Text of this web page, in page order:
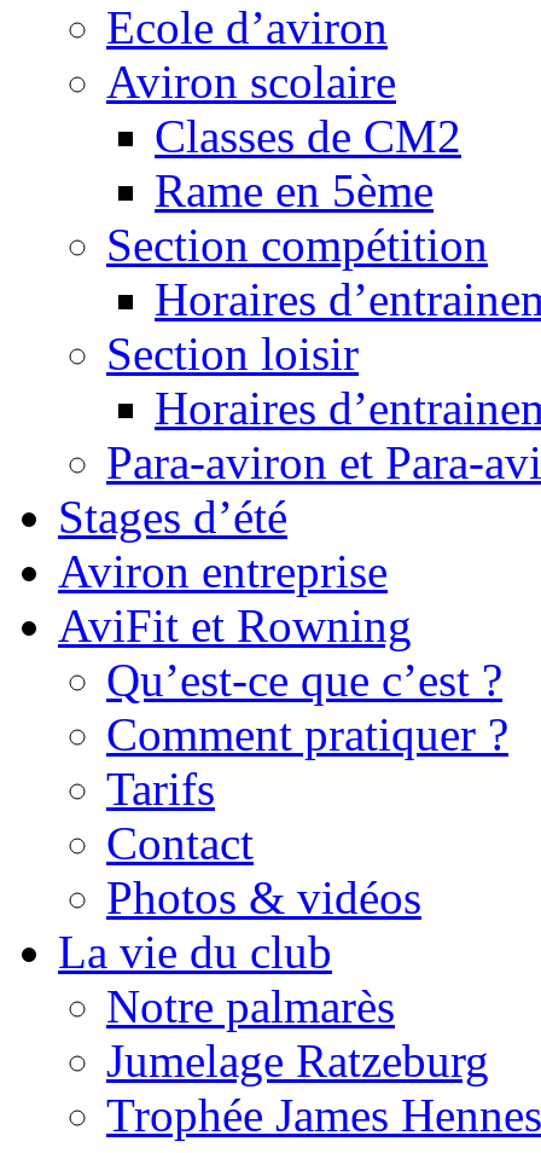
Ecole d’aviron
Aviron scolaire
Classes de CM2
Rame en 5ème
Section compétition
Horaires
Section loisir
Horaires
Para-aviron et Para-
Stages d’été
Aviron entreprise
AviFit et Rowning
Qu’est-ce que c’est ?
Comment pratiquer ?
Tarifs
Contact
Photos & vidéos
La vie du club
Notre palmarès
Jumelage Ratzeburg
Trophée James